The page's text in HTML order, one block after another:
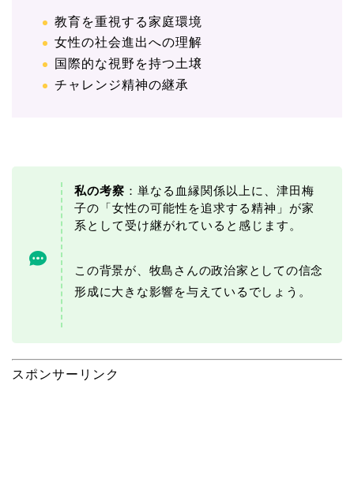
教育を重視する家庭環境
女性の社会進出への理解
国際的な視野を持つ土壌
チャレンジ精神の継承
私の考察 ：単なる血縁関係以上に、津田梅
子の「女性の可能性を追求する精神」が家
系として受け継がれていると感じます。
この背景が、牧島さんの政治家としての信念
形成に大きな影響を与えているでしょう。
スポンサーリンク